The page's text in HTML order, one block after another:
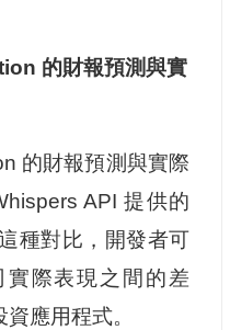
的財報預測與實
的財報預測與實際
API 提供的
種對比，開發者可
實際表現之間的差
應用程式。